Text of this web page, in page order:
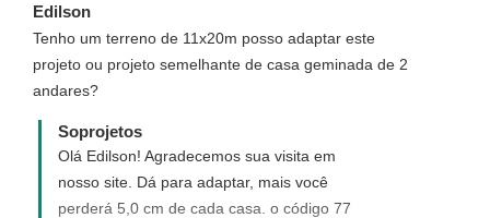
http://www.soprojetos.com.br/ver-
projetos/plantas?
Edilson
Tenho um terreno de 11x20m posso adaptar este
projeto ou projeto semelhante de casa geminada de 2
andares?
Soprojetos
Olá Edilson! Agradecemos sua visita em
nosso site. Dá para adaptar, mais você
perderá 5,0 cm de cada casa. o código 77